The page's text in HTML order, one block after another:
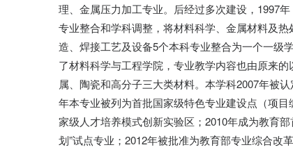
理、金属压力加工专业。后经过多次建设，1997
专业整合和学科调整，将材料科学、金属材料及
造、焊接工艺及设备5个本科专业整合为一个一级
了材料科学与工程学院，专业教学内容也由原来
属、陶瓷和高分子三大类材料。本学科2007年被
年本专业被列为首批国家级特色专业建设点（项
家级人才培养模式创新实验区；2010年成为教育
划”试点专业；2012年被批准为教育部专业综合改